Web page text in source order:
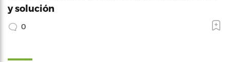
y solución
0